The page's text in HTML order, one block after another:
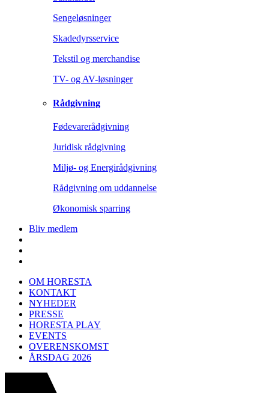
Sengeløsninger
Skadedyrsservice
Tekstil og merchandise
TV- og AV-løsninger
Rådgivning
Fødevarerådgivning
Juridisk rådgivning
Miljø- og Energirådgivning
Rådgivning om uddannelse
Økonomisk sparring
Bliv medlem
OM HORESTA
KONTAKT
NYHEDER
PRESSE
HORESTA PLAY
EVENTS
OVERENSKOMST
ÅRSDAG 2026